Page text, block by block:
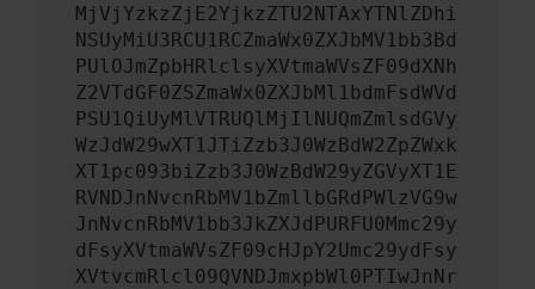
MjVjYzkzZjE2YjkzZTU2NTAxYTNlZDhi
NSUyMiU3RCU1RCZmaWx0ZXJbMV1bb3Bd
PUlOJmZpbHRlclsyXVtmaWVsZF09dXNh
Z2VTdGF0ZSZmaWx0ZXJbMl1bdmFsdWVd
PSU1QiUyMlVTRUQlMjIlNUQmZmlsdGVy
WzJdW29wXT1JTiZzb3J0WzBdW2ZpZWxk
XT1pc093biZzb3J0WzBdW29yZGVyXT1E
RVNDJnNvcnRbMV1bZmllbGRdPWlzVG9w
JnNvcnRbMV1bb3JkZXJdPURFU0Mmc29y
dFsyXVtmaWVsZF09cHJpY2Umc29ydFsy
XVtvcmRlcl09QVNDJmxpbWl0PTIwJnNr